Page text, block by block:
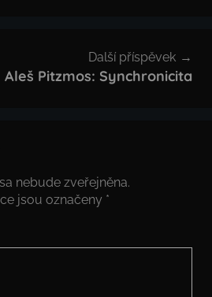
Další příspěvek
Aleš Pitzmos: Synchronicita
nebude zveřejněna.
jsou označeny *